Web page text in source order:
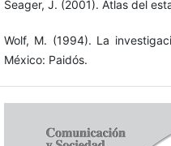
Seager, J. (2001). Atlas del
Wolf, M. (1994). La
México: Paidós.